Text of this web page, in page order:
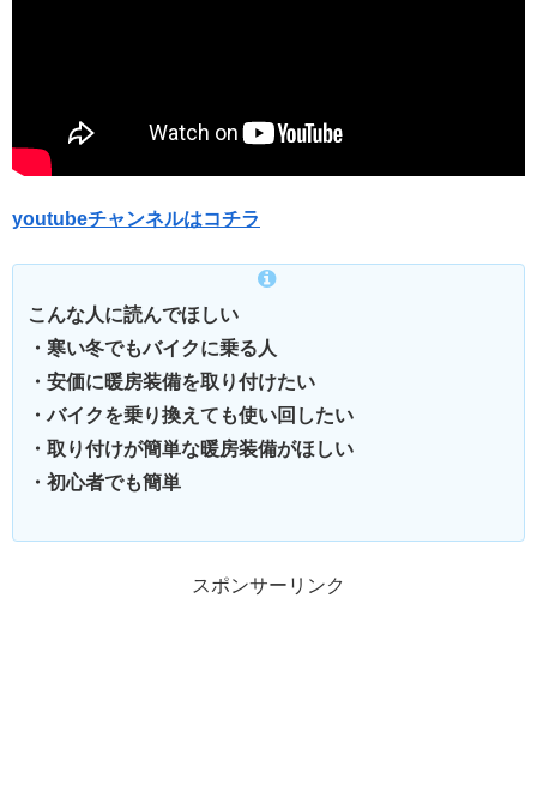
youtubeチャンネルはコチラ
こんな人に読んでほしい
・寒い冬でもバイクに乗る人
・安価に暖房装備を取り付けたい
・バイクを乗り換えても使い回したい
・取り付けが簡単な暖房装備がほしい
・初心者でも簡単
スポンサーリンク